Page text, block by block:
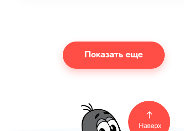
Показать еще